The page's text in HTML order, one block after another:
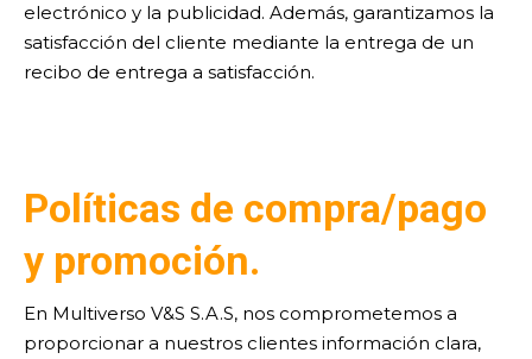
electrónico y la publicidad. Además, garantizamos la
satisfacción del cliente mediante la entrega de un
recibo de entrega a satisfacción.
Políticas de compra/pago
y promoción.
En Multiverso V&S S.A.S, nos comprometemos a
proporcionar a nuestros clientes información clara,